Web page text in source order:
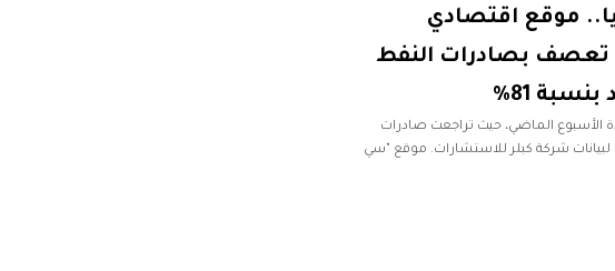
موقع اقتصادي
تعصف بصادرات النفط
81%
الأسبوع الماضي، حيث تراجعت صادرات
مذهلة بلغت 81%، وفقًا لبيانات شركة كبلر للاستشارات. موقع "سي